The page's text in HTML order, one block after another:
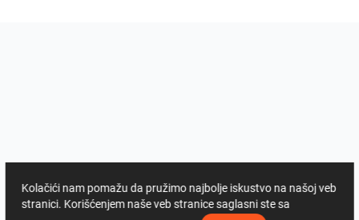
Kolačići nam pomažu da pružimo najbolje iskustvo na našoj veb
stranici. Korišćenjem naše veb stranice saglasni ste sa